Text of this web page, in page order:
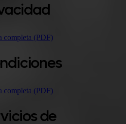
completa (PDF)
completa (PDF)
de